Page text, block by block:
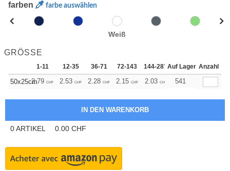
farben farbe auswählen
Weiß
GRÖSSE
1-11 12-35 36-71 72-143 144-287 288 + Mehr
Auf Lager Anzahl
50x25cm2.79 CHF 2.53 CHF 2.28 CHF 2.15 CHF 2.03 CHF 1.90
541
0ARTIKEL 0.00 CHF